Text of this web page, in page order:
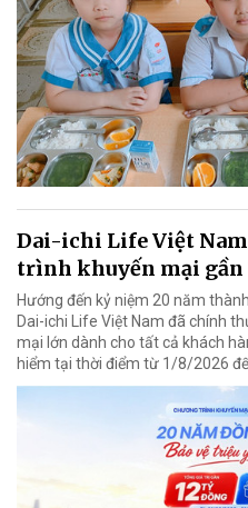
Dai-ichi Life Việt
trình khuyến mại gần
Hướng đến kỷ niệm 20 năm
Dai-ichi Life Việt Nam đã chính
mại lớn dành cho tất cả khách
hiểm tại thời điểm từ 1/8/2026